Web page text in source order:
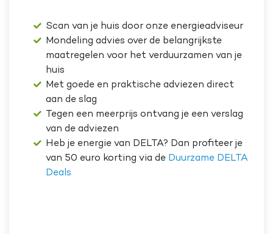
Scan van je huis door onze energieadviseur
Mondeling advies over de belangrijkste
maatregelen voor het verduurzamen van je
huis
Met goede en praktische adviezen direct
aan de slag
Tegen een meerprijs ontvang je een verslag
van de adviezen
Heb je energie van DELTA? Dan profiteer je
van 50 euro korting via de Duurzame DELTA
Deals